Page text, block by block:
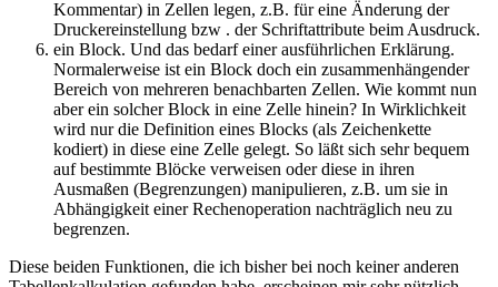
Kommentar) in Zellen legen, z.B. für eine Änderung der
Druckereinstellung bzw . der Schriftattribute beim Ausdruck.
ein Block. Und das bedarf einer ausführlichen Erklärung.
Normalerweise ist ein Block doch ein zusammenhängender
Bereich von mehreren benachbarten Zellen. Wie kommt nun
aber ein solcher Block in eine Zelle hinein? In Wirklichkeit
wird nur die Definition eines Blocks (als Zeichenkette
kodiert) in diese eine Zelle gelegt. So läßt sich sehr bequem
auf bestimmte Blöcke verweisen oder diese in ihren
Ausmaßen (Begrenzungen) manipulieren, z.B. um sie in
Abhängigkeit einer Rechenoperation nachträglich neu zu
begrenzen.
Diese beiden Funktionen, die ich bisher bei noch keiner anderen